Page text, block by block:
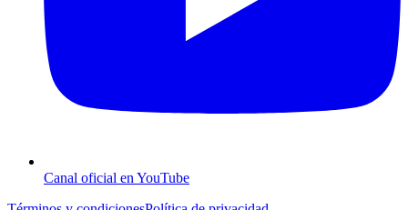
Canal oficial en YouTube